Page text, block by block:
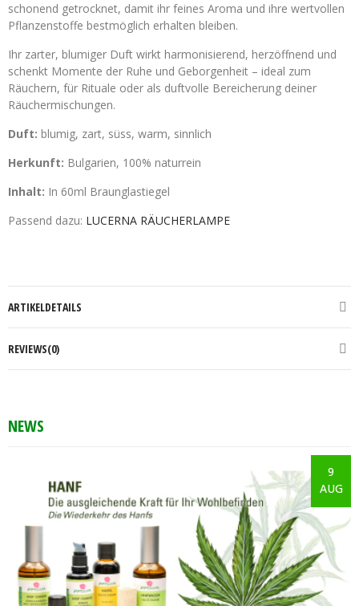
schonend getrocknet, damit ihr feines Aroma und ihre wertvollen
Pflanzenstoffe bestmöglich erhalten bleiben.
Ihr zarter, blumiger Duft wirkt harmonisierend, herzöffnend und
schenkt Momente der Ruhe und Geborgenheit – ideal zum
Räuchern, für Rituale oder als duftvolle Bereicherung deiner
Räuchermischungen.
Duft: blumig, zart, süss, warm, sinnlich
Herkunft: Bulgarien, 100% naturrein
Inhalt: In 60ml Braunglastiegel
Passend dazu: LUCERNA RÄUCHERLAMPE
ARTIKELDETAILS
REVIEWS(0)
NEWS
9
AUG